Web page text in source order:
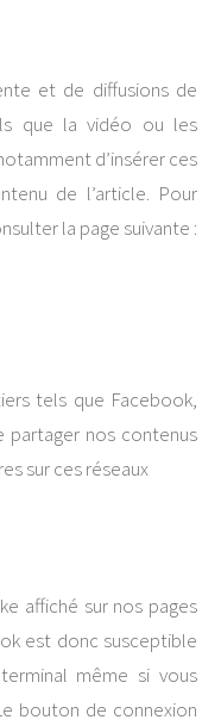
et de diffusions de
que la vidéo ou les
d’insérer ces
de l’article. Pour
la page suivante :
tels que Facebook,
nos contenus
sur ces réseaux
affiché sur nos pages
est donc susceptible
même si vous
bouton de connexion